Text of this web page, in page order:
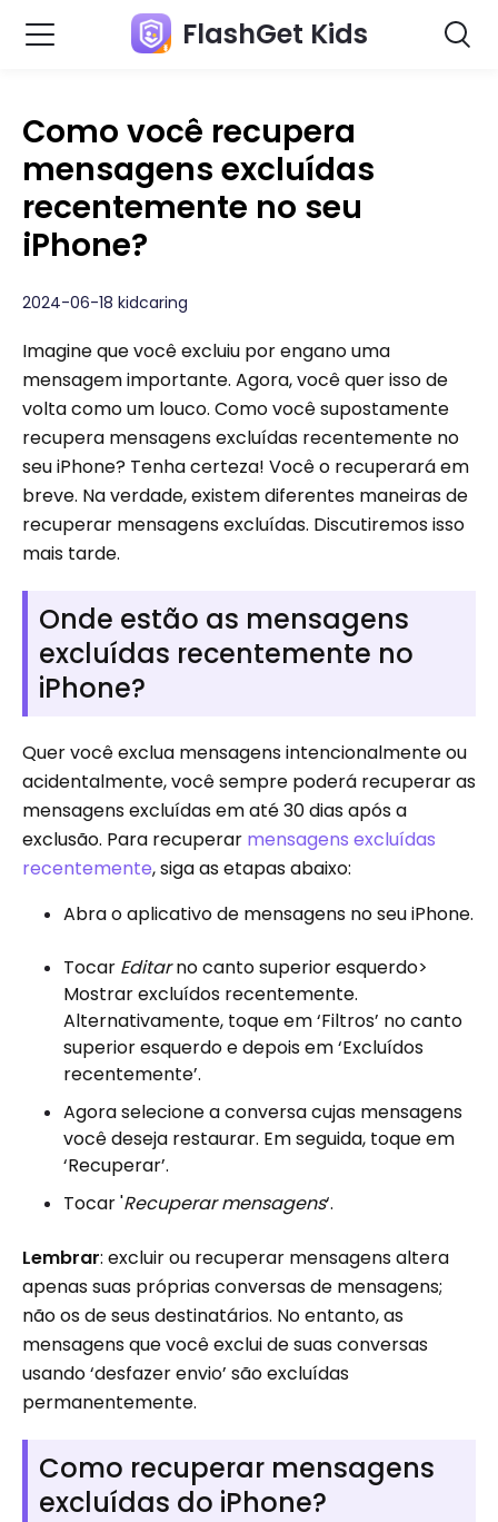
FlashGet Kids
Como você recupera
mensagens excluídas
recentemente no seu
iPhone?
2024-06-18 kidcaring
Imagine que você excluiu por engano uma
mensagem importante. Agora, você quer isso de
volta como um louco. Como você supostamente
recupera mensagens excluídas recentemente no
seu iPhone? Tenha certeza! Você o recuperará em
breve. Na verdade, existem diferentes maneiras de
recuperar mensagens excluídas. Discutiremos isso
mais tarde.
Onde estão as mensagens
excluídas recentemente no
iPhone?
Quer você exclua mensagens intencionalmente ou
acidentalmente, você sempre poderá recuperar as
mensagens excluídas em até 30 dias após a
exclusão. Para recuperar mensagens excluídas
recentemente, siga as etapas abaixo:
Abra o aplicativo de mensagens no seu iPhone.
Tocar Editarno canto superior esquerdo>
Mostrar excluídos recentemente.
Alternativamente, toque em ‘Filtros’ no canto
superior esquerdo e depois em ‘Excluídos
recentemente’.
Agora selecione a conversa cujas mensagens
você deseja restaurar. Em seguida, toque em
‘Recuperar’.
Tocar 'Recuperar mensagens‘.
Lembrar: excluir ou recuperar mensagens altera
apenas suas próprias conversas de mensagens;
não os de seus destinatários. No entanto, as
mensagens que você exclui de suas conversas
usando ‘desfazer envio’ são excluídas
permanentemente.
Como recuperar mensagens
excluídas do iPhone?